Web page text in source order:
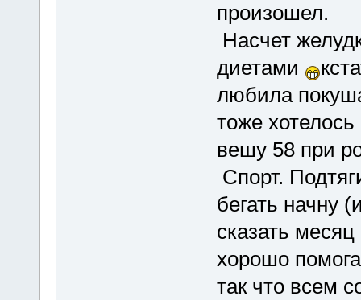
произошел.
Насчет
диетами
любила
тоже
вешу 58 при
Спорт.
бегать начну
сказать
хорошо
так что всем